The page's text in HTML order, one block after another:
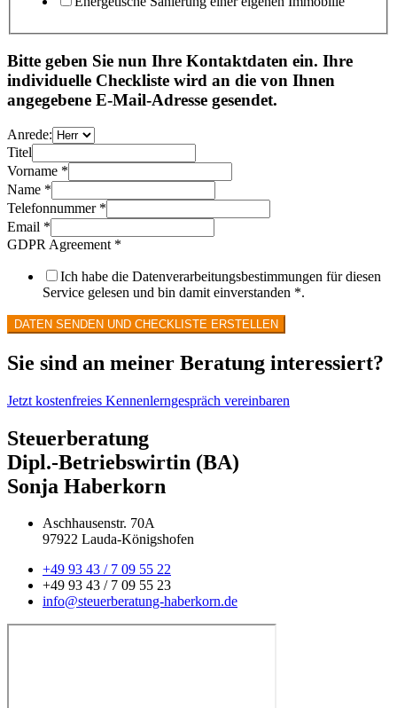
Bitte geben Sie nun Ihre Kontaktdaten ein. Ihre
individuelle Checkliste wird an die von Ihnen
angegebene E-Mail-Adresse gesendet.
Anrede:
Titel
Vorname *
Name *
Telefonnummer *
Email *
GDPR Agreement *
Ich habe die Datenverarbeitungsbestimmungen für diesen
Service gelesen und bin damit einverstanden *.
DATEN SENDEN UND CHECKLISTE ERSTELLEN
Sie sind an meiner Beratung interessiert?
Jetzt kostenfreies Kennenlerngespräch vereinbaren
Steuerberatung
Dipl.-Betriebswirtin (BA)
Sonja Haberkorn
Aschhausenstr. 70A
97922 Lauda-Königshofen
+49 93 43 / 7 09 55 22
+49 93 43 / 7 09 55 23
info@steuerberatung-haberkorn.de